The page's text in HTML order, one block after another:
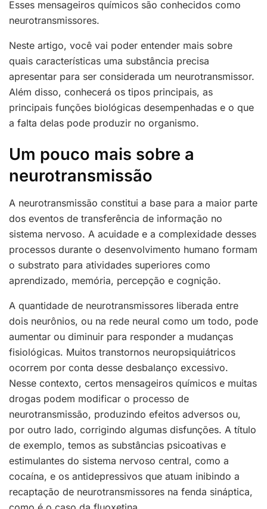
Esses mensageiros químicos são conhecidos como
neurotransmissores.
Neste artigo, você vai poder entender mais sobre
quais características uma substância precisa
apresentar para ser considerada um neurotransmissor.
Além disso, conhecerá os tipos principais, as
principais funções biológicas desempenhadas e o que
a falta delas pode produzir no organismo.
Um pouco mais sobre a
neurotransmissão
A neurotransmissão constitui a base para a maior parte
dos eventos de transferência de informação no
sistema nervoso. A acuidade e a complexidade desses
processos durante o desenvolvimento humano formam
o substrato para atividades superiores como
aprendizado, memória, percepção e cognição.
A quantidade de neurotransmissores liberada entre
dois neurônios, ou na rede neural como um todo, pode
aumentar ou diminuir para responder a mudanças
fisiológicas. Muitos transtornos neuropsiquiátricos
ocorrem por conta desse desbalanço excessivo.
Nesse contexto, certos mensageiros químicos e muitas
drogas podem modificar o processo de
neurotransmissão, produzindo efeitos adversos ou,
por outro lado, corrigindo algumas disfunções. A título
de exemplo, temos as substâncias psicoativas e
estimulantes do sistema nervoso central, como a
cocaína, e os antidepressivos que atuam inibindo a
recaptação de neurotransmissores na fenda sináptica,